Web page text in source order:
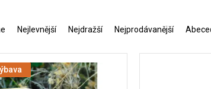
Nejlevnější Nejdražší Nejprodávanější